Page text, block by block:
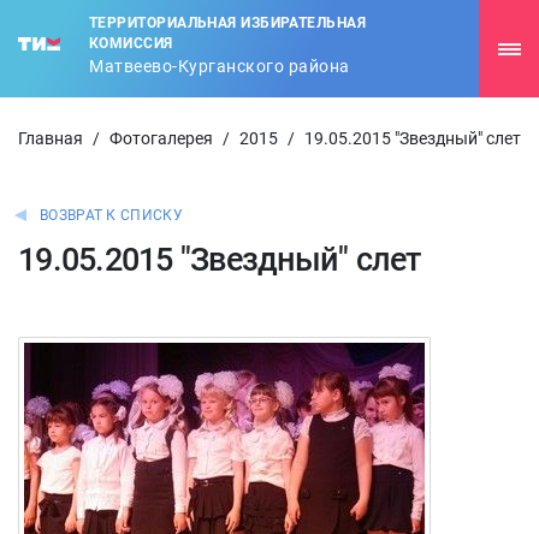
ТЕРРИТОРИАЛЬНАЯ ИЗБИРАТЕЛЬНАЯ
КОМИССИЯ
Матвеево-Курганского района
Главная / Фотогалерея / 2015 / 19.05.2015 "Звездный" слет
ВОЗВРАТ К СПИСКУ
19.05.2015 "Звездный" слет